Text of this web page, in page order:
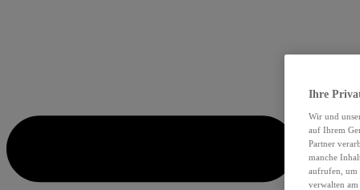
Ihre
Wir und
auf Ihrem
Partner
manche
aufrufen, um
verwalten